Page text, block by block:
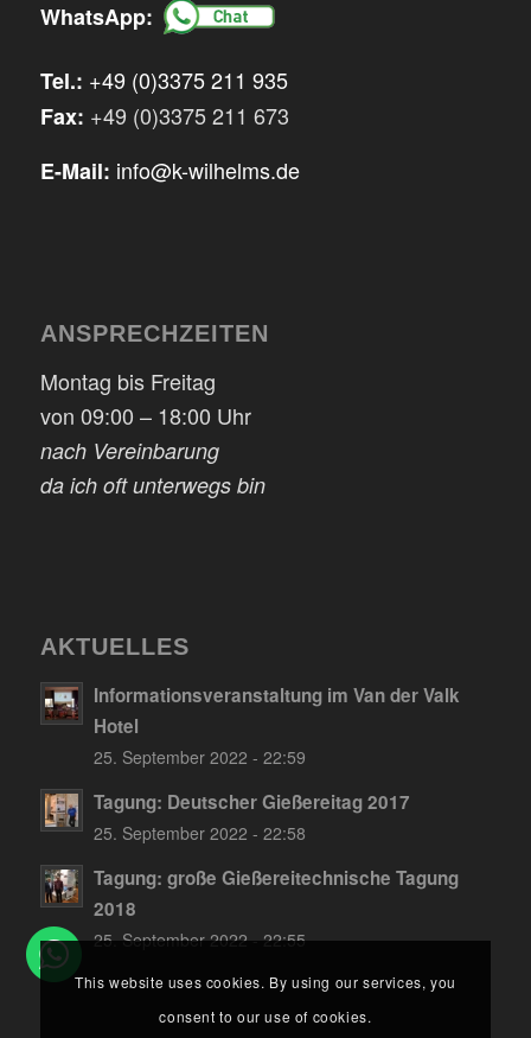
WhatsApp:
Tel.: +49 (0)3375 211 935
Fax: +49 (0)3375 211 673
E-Mail: info@k-wilhelms.de
ANSPRECHZEITEN
Montag bis Freitag
von 09:00 – 18:00 Uhr
nach Vereinbarung
da ich oft unterwegs bin
AKTUELLES
Informationsveranstaltung im Van der Valk
Hotel
25. September 2022 - 22:59
Tagung: Deutscher Gießereitag 2017
25. September 2022 - 22:58
Tagung: große Gießereitechnische Tagung
2018
25. September 2022 - 22:55
This website uses cookies. By using our services, you
consent to our use of cookies.